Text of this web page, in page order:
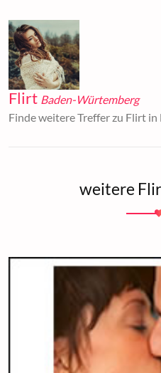
Flirt Baden-Würtemberg
Finde weitere Treffer zu Flirt
weitere